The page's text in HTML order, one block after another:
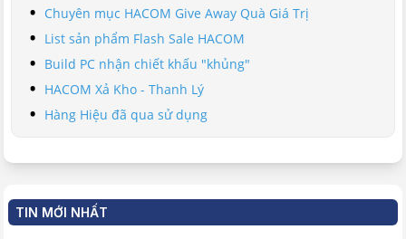
Chuyên mục HACOM Give Away Quà Giá Trị
List sản phẩm Flash Sale HACOM
Build PC nhận chiết khấu "khủng"
HACOM Xả Kho - Thanh Lý
Hàng Hiệu đã qua sử dụng
TIN MỚI NHẤT